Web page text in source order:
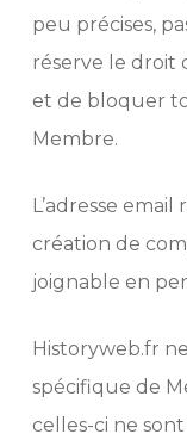
peu précises,
réserve le droit
et de bloquer
Membre.
L’adresse
création de
joignable en
Historyweb.fr
spécifique de
celles-ci ne